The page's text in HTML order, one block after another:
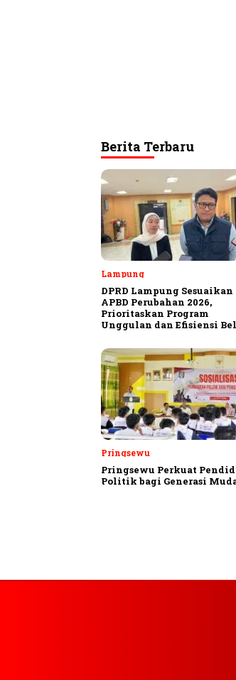
Berita Terbaru
Lampung
DPRD Lampung Sesuaikan
APBD Perubahan 2026,
Prioritaskan Program
Unggulan dan Efisiensi
Pringsewu
Pringsewu Perkuat
Politik bagi Generasi